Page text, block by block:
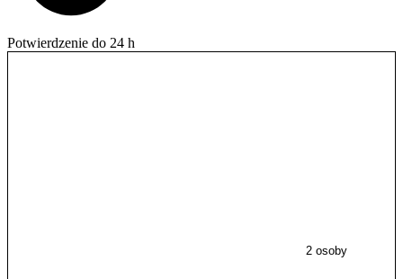
Potwierdzenie do 24 h
2 osoby